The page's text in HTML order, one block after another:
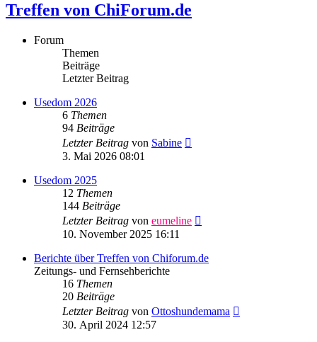
Treffen von ChiForum.de
Forum
Themen
Beiträge
Letzter Beitrag
Usedom 2026
6 Themen
94 Beiträge
Letzter Beitrag von Sabine
3. Mai 2026 08:01
Usedom 2025
12 Themen
144 Beiträge
Letzter Beitrag von eumeline
10. November 2025 16:11
Berichte über Treffen von Chiforum.de
Zeitungs- und Fernsehberichte
16 Themen
20 Beiträge
Letzter Beitrag von Ottoshundemama
30. April 2024 12:57